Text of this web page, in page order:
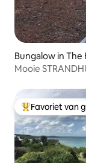
Bungalow in
Mooie
Topfavoriet
Favoriet van